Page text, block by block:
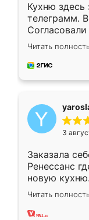
Кухню здесь
телеграмм.
недели
довольны
мебель за
Читать
3
Заказала
Ренессанс
новую
вполне
два года,
Читать